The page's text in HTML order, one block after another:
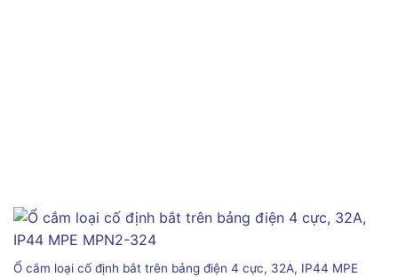
Ổ cắm loại cố định bắt trên bảng điện 4 cực, 32A, IP44 MPE